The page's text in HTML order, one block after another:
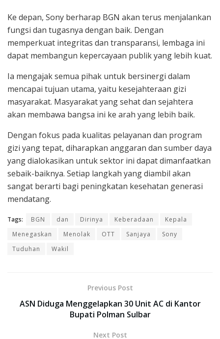
Ke depan, Sony berharap BGN akan terus menjalankan
fungsi dan tugasnya dengan baik. Dengan
memperkuat integritas dan transparansi, lembaga ini
dapat membangun kepercayaan publik yang lebih kuat.
Ia mengajak semua pihak untuk bersinergi dalam
mencapai tujuan utama, yaitu kesejahteraan gizi
masyarakat. Masyarakat yang sehat dan sejahtera
akan membawa bangsa ini ke arah yang lebih baik.
Dengan fokus pada kualitas pelayanan dan program
gizi yang tepat, diharapkan anggaran dan sumber daya
yang dialokasikan untuk sektor ini dapat dimanfaatkan
sebaik-baiknya. Setiap langkah yang diambil akan
sangat berarti bagi peningkatan kesehatan generasi
mendatang.
Tags: BGN dan Dirinya Keberadaan
Kepala
Menegaskan
Menolak OTT Sanjaya
Sony
Tuduhan
Wakil
Previous Post
ASN Diduga Menggelapkan 30 Unit AC di Kantor
Bupati Polman Sulbar
Next Post